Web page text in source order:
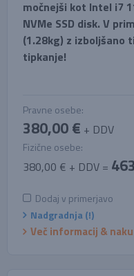
močnejši kot Intel i7
NVMe SSD disk. V
(1.28kg) z izboljšano
tipkanje!
Pravne osebe:
380,00 € + DDV
Fizične osebe:
380,00 € + DDV =
Dodaj v primerjavo
Nadgradnja (!)
Več informacij &